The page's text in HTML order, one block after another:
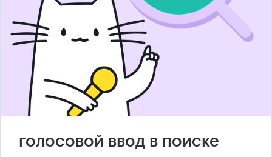
голосовой ввод в поиске